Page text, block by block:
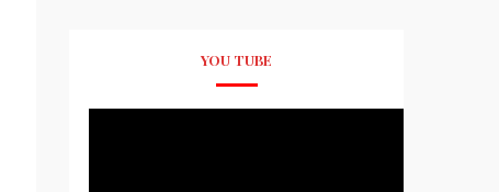
YOU TUBE